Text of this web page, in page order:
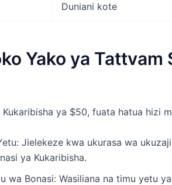
Duniani kote
Yako ya Tattvam
ya $50, fuata hatua hizi
Jielekeze kwa ukurasa wa
ya Kukaribisha.
wa Bonasi: Wasiliana na timu yetu